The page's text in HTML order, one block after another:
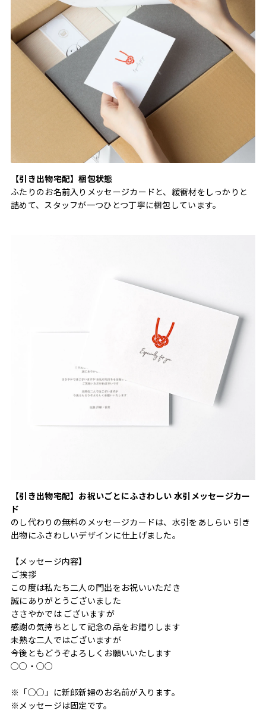
【引き出物宅配】梱包状態
ふたりのお名前入りメッセージカードと、緩衝材をしっかりと
詰めて、スタッフが一つひとつ丁寧に梱包しています。
【引き出物宅配】お祝いごとにふさわしい 水引メッセージカー
ド
のし代わりの無料のメッセージカードは、水引をあしらい 引き
出物にふさわしいデザインに仕上げました。
【メッセージ内容】
ご挨拶
この度は私たち二人の門出をお祝いいただき
誠にありがとうございました
ささやかでは ございますが
感謝の気持ちとして記念の品をお贈りします
未熟な二人ではございますが
今後ともどうぞよろしくお願いいたします
○○・○○
※「○○」に新郎新婦のお名前が入ります。
※メッセージは固定です。